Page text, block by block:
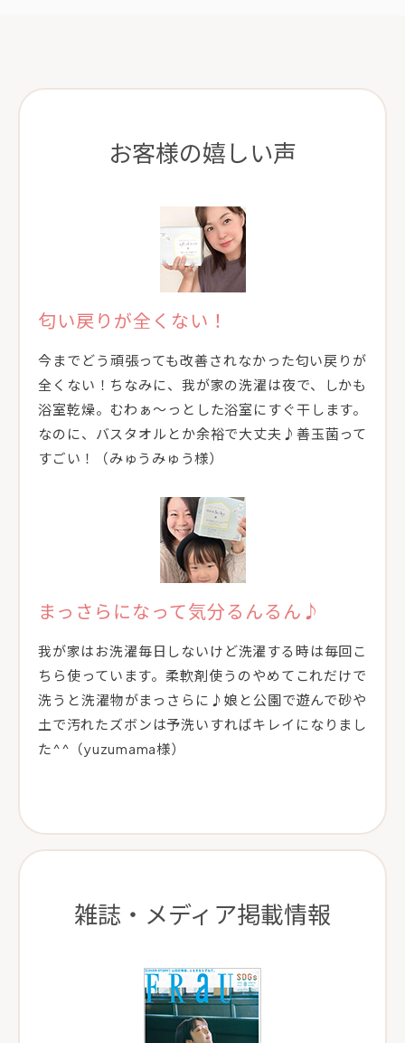
お客様の嬉しい声
匂い戻りが全くない！
今までどう頑張っても改善されなかった匂い戻りが
全くない！ちなみに、我が家の洗濯は夜で、しかも
浴室乾燥。むわぁ〜っとした浴室にすぐ干します。
なのに、バスタオルとか余裕で大丈夫♪善玉菌って
すごい！（みゅうみゅう様）
まっさらになって気分るんるん♪
我が家はお洗濯毎日しないけど洗濯する時は毎回こ
ちら使っています。柔軟剤使うのやめてこれだけで
洗うと洗濯物がまっさらに♪娘と公園で遊んで砂や
土で汚れたズボンは予洗いすればキレイになりまし
た^^（yuzumama様）
雑誌・メディア掲載情報